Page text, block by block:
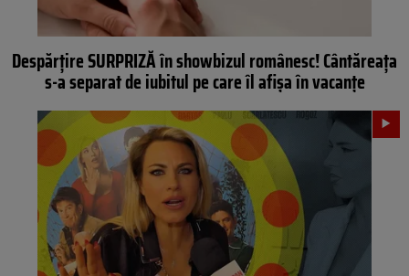
Despărțire SURPRIZĂ în showbizul românesc! Cântăreața
s-a separat de iubitul pe care îl afișa în vacanțe